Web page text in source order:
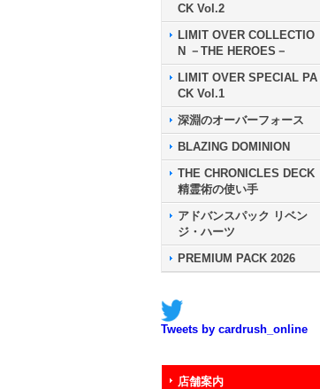
CK Vol.2
LIMIT OVER COLLECTIO
N －THE HEROES－
LIMIT OVER SPECIAL PA
CK Vol.1
深淵のオーバーフォース
BLAZING DOMINION
THE CHRONICLES DECK
精霊術の使い手
アドバンスパック リベン
ジ・ハーツ
PREMIUM PACK 2026
Tweets by cardrush_online
店舗案内